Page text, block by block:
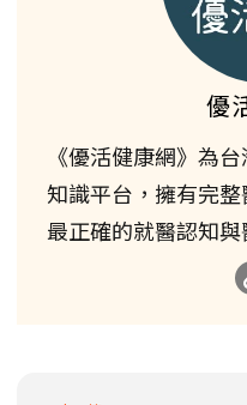
優
《優活健康網》為
知識平台，擁有完
最正確的就醫認知與